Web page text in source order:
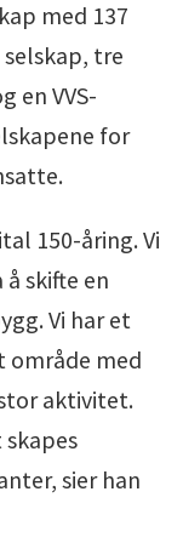
med 137
tre
en VVS-
for
150-åring. Vi
skifte en
Vi har et
område med
aktivitet.
sier han